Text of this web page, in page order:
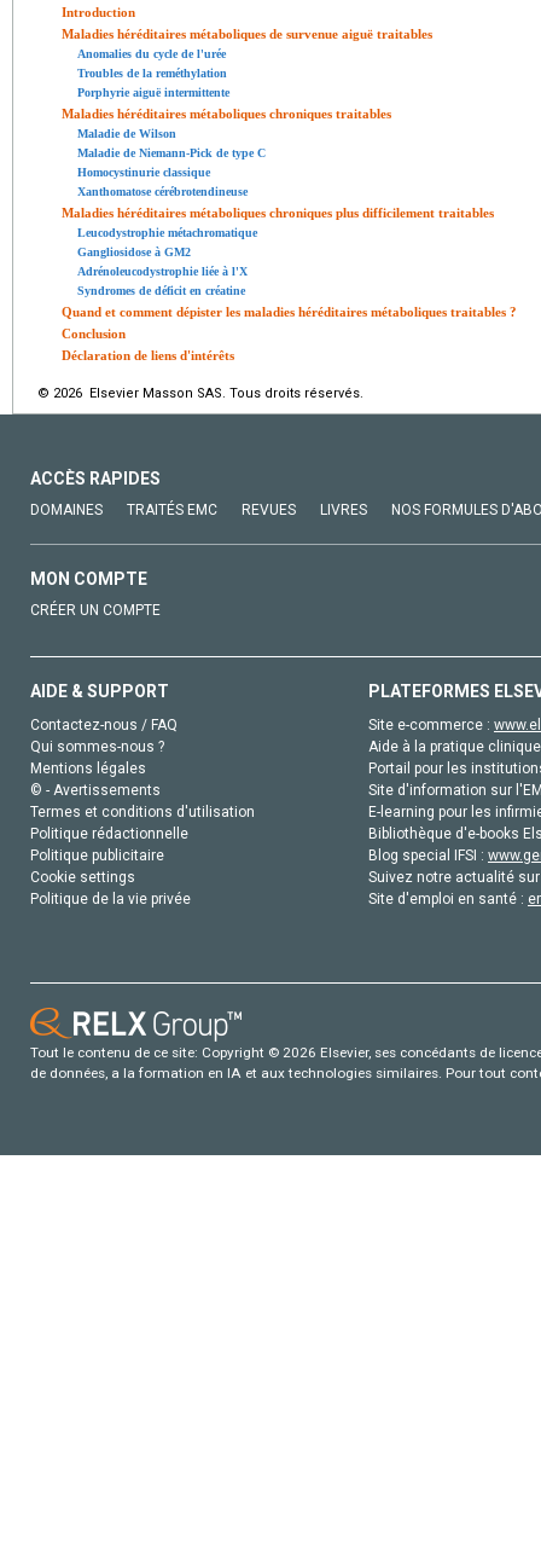
Introduction
Maladies héréditaires métaboliques de survenue aiguë traitables
Anomalies du cycle de l'urée
Troubles de la reméthylation
Porphyrie aiguë intermittente
Maladies héréditaires métaboliques chroniques traitables
Maladie de Wilson
Maladie de Niemann-Pick de type C
Homocystinurie classique
Xanthomatose cérébrotendineuse
Maladies héréditaires métaboliques chroniques plus difficilement traitables
Leucodystrophie métachromatique
Gangliosidose à GM2
Adrénoleucodystrophie liée à l'X
Syndromes de déficit en créatine
Quand et comment dépister les maladies héréditaires métaboliques traitables ?
Conclusion
Déclaration de liens d'intérêts
© 2026 Elsevier Masson SAS. Tous droits réservés.
ACCÈS RAPIDES
DOMAINES TRAITÉS EMC REVUES LIVRES NOS FORMULES
MON COMPTE
CRÉER UN COMPTE
AIDE & SUPPORT
Contactez-nous / FAQ
Qui sommes-nous ?
Mentions légales
© - Avertissements
Termes et conditions d'utilisation
Politique rédactionnelle
Politique publicitaire
Cookie settings
Politique de la vie privée
PLATEFORMES
Site e-commerce :
Aide à la pratique
Portail pour les
Site d'information sur
E-learning pour les
Bibliothèque d'e-books
Blog special IFSI :
Suivez notre actualité
Site d'emploi en santé :
Tout le contenu de ce site: Copyright © 2026 Elsevier, ses concédants de
de données, a la formation en IA et aux technologies similaires. Pour tout